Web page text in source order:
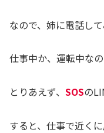
なので、姉に電話して
仕事中か、運転中なの
とりあえず、 SOSの
すると、仕事で近くに